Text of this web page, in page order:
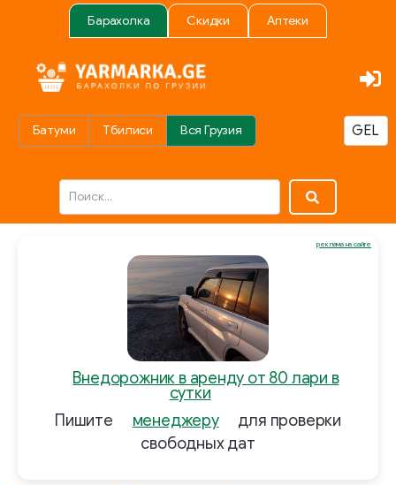
Барахолка Скидки Аптеки
Батуми Тбилиси Вся Грузия
Внедорожник в аренду от 80 лари в
сутки
Пишите
менеджеру
для проверки
свободных дат
реклама на сайте